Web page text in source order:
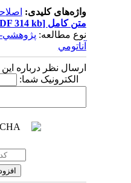
واژه‌های کلیدی:
متن کامل[PDF 314 kb]
نوع مطالعه:پژوهشي-
آناتومي
ارسال نظر درباره این
الکترونیک شما: